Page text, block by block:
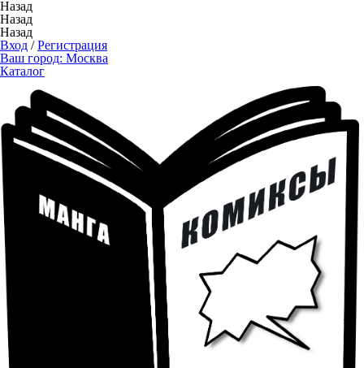
Назад
Назад
Назад
Вход /Регистрация
Ваш город: Москва
Каталог